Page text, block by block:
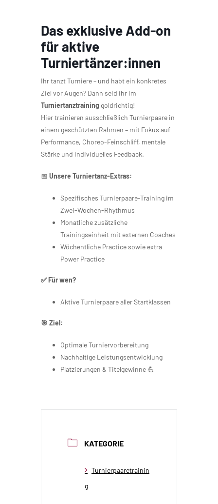
Das exklusive Add-on
für aktive
Turniertänzer:innen
Ihr tanzt Turniere – und habt ein konkretes
Ziel vor Augen? Dann seid ihr im
Turniertanztraining goldrichtig!
Hier trainieren ausschließlich Turnierpaare in
einem geschützten Rahmen – mit Fokus auf
Performance, Choreo-Feinschliff, mentale
Stärke und individuelles Feedback.
📅 Unsere Turniertanz-Extras:
Spezifisches Turnierpaare-Training im
Zwei-Wochen-Rhythmus
Monatliche zusätzliche
Trainingseinheit mit externen Coaches
Wöchentliche Practice sowie extra
Power Practice
✅ Für wen?
Aktive Turnierpaare aller Startklassen
🎯 Ziel:
Optimale Turniervorbereitung
Nachhaltige Leistungsentwicklung
Platzierungen & Titelgewinne 💪
KATEGORIE
Turnierpaaretrainin
g